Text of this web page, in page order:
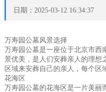
日期：2025-03-12 16:34:37
万寿园公墓风景选择
万寿园公墓是一座位于北京市西
景优美，是人们安葬亲人的理想
区域来安葬自己的亲人，每个区
花海区
万寿园公墓的花海区是一片美丽